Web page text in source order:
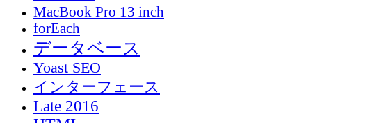
MacBook Pro 13 inch
forEach
データベース
Yoast SEO
インターフェース
Late 2016